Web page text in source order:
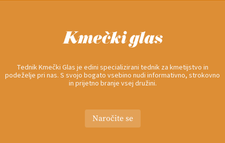
Tednik Kmečki Glas je edini specializirani tednik za kmetijstvo in
podeželje pri nas. S svojo bogato vsebino nudi informativno, strokovno
in prijetno branje vsej družini.
Naročite se